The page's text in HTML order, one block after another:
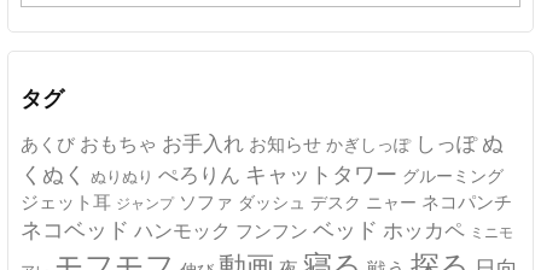
カ
イ
タグ
あくび おもちゃ お手入れ お知らせ かぎしっぽ しっぽ ぬ
くぬく ぬりぬり ぺろりん キャットタワー グルーミング
ジェット耳 ジャンプ ソファ ダッシュ デスク ニャー ネコパンチ
ネコベッド ハンモック フンフン ベッド ホッカペ ミニモ